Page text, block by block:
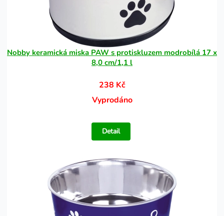
Nobby keramická miska PAW s protiskluzem modrobílá 17 x
8,0 cm/1,1 l
238 Kč
Vyprodáno
Detail